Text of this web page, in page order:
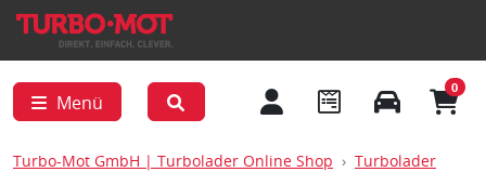
Menü
0
Turbo-Mot GmbH | Turbolader Online Shop
Turbolader